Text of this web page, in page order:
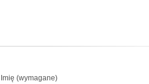
Imię (wymagane)